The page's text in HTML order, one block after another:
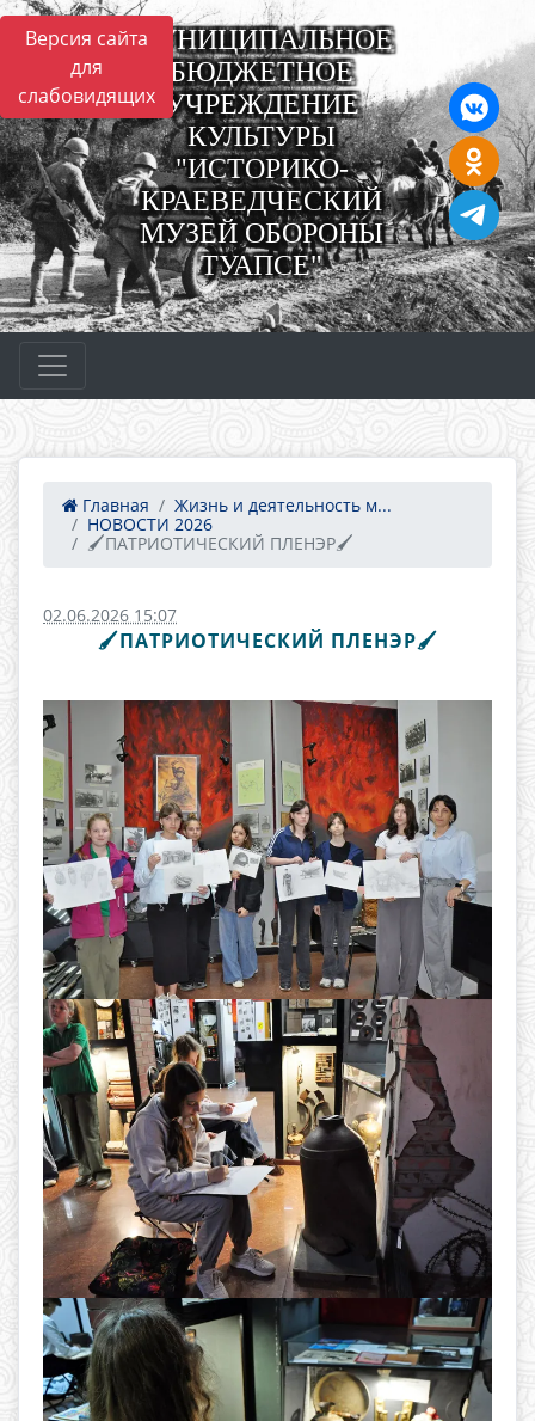
Версия сайта
для
слабовидящих
МУНИЦИПАЛЬНОЕ
БЮДЖЕТНОЕ
УЧРЕЖДЕНИЕ
КУЛЬТУРЫ
"ИСТОРИКО-
КРАЕВЕДЧЕСКИЙ
МУЗЕЙ ОБОРОНЫ
ТУАПСЕ"
Главная
Жизнь и деятельность м...
НОВОСТИ 2026
🖌ПАТРИОТИЧЕСКИЙ ПЛЕНЭР🖌
02.06.2026 15:07
🖌ПАТРИОТИЧЕСКИЙ ПЛЕНЭР🖌